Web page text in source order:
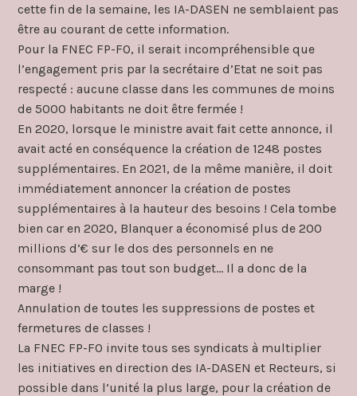
cette fin de la semaine, les IA-DASEN ne semblaient pas
être au courant de cette information.
Pour la FNEC FP-FO, il serait incompréhensible que
l’engagement pris par la secrétaire d’Etat ne soit pas
respecté : aucune classe dans les communes de moins
de 5000 habitants ne doit être fermée !
En 2020, lorsque le ministre avait fait cette annonce, il
avait acté en conséquence la création de 1248 postes
supplémentaires. En 2021, de la même manière, il doit
immédiatement annoncer la création de postes
supplémentaires à la hauteur des besoins ! Cela tombe
bien car en 2020, Blanquer a économisé plus de 200
millions d’€ sur le dos des personnels en ne
consommant pas tout son budget… Il a donc de la
marge !
Annulation de toutes les suppressions de postes et
fermetures de classes !
La FNEC FP-FO invite tous ses syndicats à multiplier
les initiatives en direction des IA-DASEN et Recteurs, si
possible dans l’unité la plus large, pour la création de